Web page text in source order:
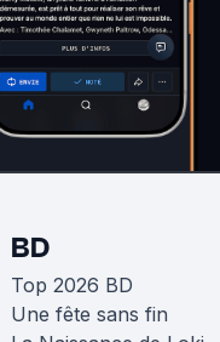
BD
Top 2026 BD
Une fête sans fin